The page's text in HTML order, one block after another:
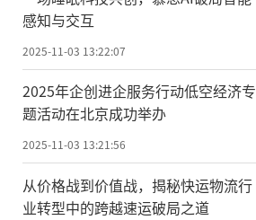
感知与交互
2025-11-03 13:22:07
2025年企创进企服务行动低空经济专
题活动在北京成功举办
2025-11-03 13:21:56
从价格战到价值战，揭秘快运物流行
业转型中的跨越速运破局之道